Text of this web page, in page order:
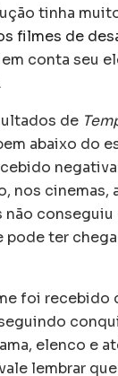
tinha
filmes de
conta seu
de
abaixo do
nos cinemas,
não
ter
foi recebido
elenco e
lembrar